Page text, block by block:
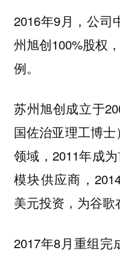
2016年9月，公司
州旭创100%股权
例。
苏州旭创成立于
国佐治亚理工博
领域，2011年成
模块供应商，
美元投资，为谷歌
2017年8月重组完